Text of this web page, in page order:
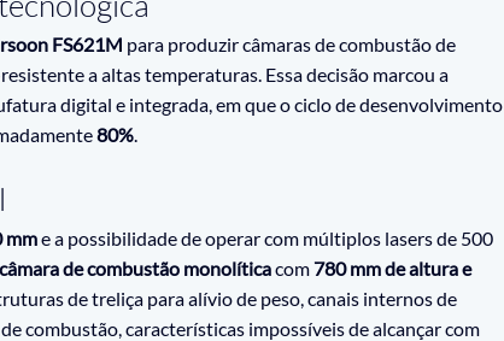
FS621M para produzir câmaras de combustão de
a altas temperaturas. Essa decisão marcou a
digital e integrada, em que o ciclo de desenvolvimento
80%.
mm e a possibilidade de operar com múltiplos lasers de 500
câmara de combustão monolítica com 780 mm de altura e
de treliça para alívio de peso, canais internos de
combustão, características impossíveis de alcançar com